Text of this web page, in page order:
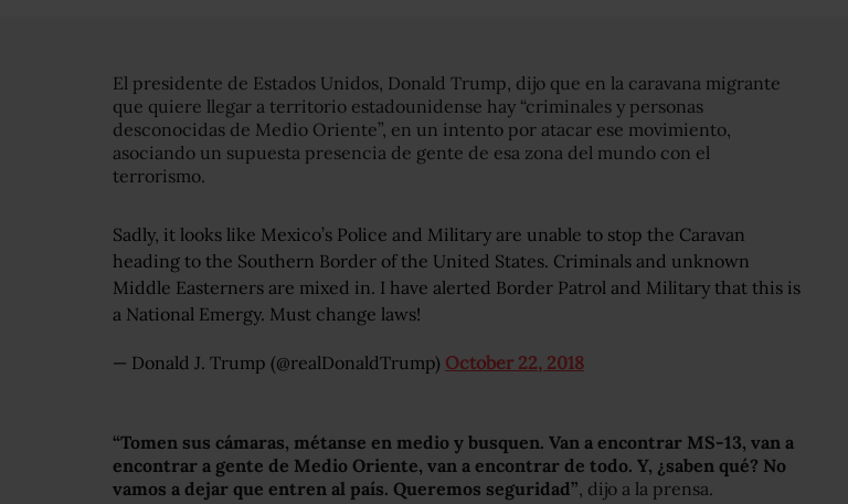
El presidente de Estados Unidos, Donald Trump, dijo que en la caravana migrante
que quiere llegar a territorio estadounidense hay “criminales y personas
desconocidas de Medio Oriente”, en un intento por atacar ese movimiento,
asociando un supuesta presencia de gente de esa zona del mundo con el
terrorismo.
Sadly, it looks like Mexico’s Police and Military are unable to stop the Caravan
heading to the Southern Border of the United States. Criminals and unknown
Middle Easterners are mixed in. I have alerted Border Patrol and Military that this is
a National Emergy. Must change laws!
— Donald J. Trump (@realDonaldTrump) October 22, 2018
“Tomen sus cámaras, métanse en medio y busquen. Van a encontrar MS-13, van a
encontrar a gente de Medio Oriente, van a encontrar de todo. Y, ¿saben qué? No
vamos a dejar que entren al país. Queremos seguridad”, dijo a la prensa.